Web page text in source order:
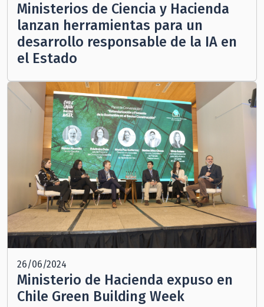
Ministerios de Ciencia y Hacienda
lanzan herramientas para un
desarrollo responsable de la IA en
el Estado
26/06/2024
Ministerio de Hacienda expuso en
Chile Green Building Week